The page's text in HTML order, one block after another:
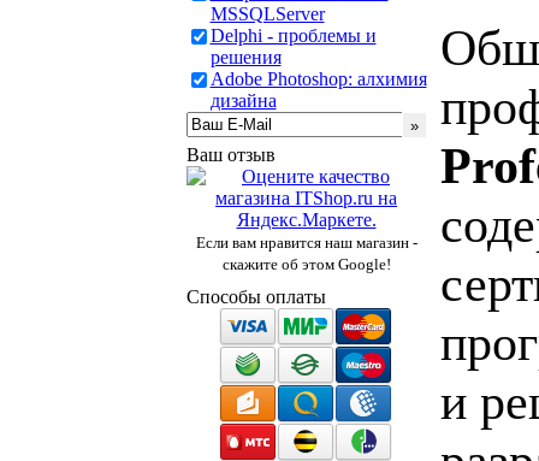
MSSQLServer
Delphi - проблемы и
решения
Adobe Photoshop: алхимия
дизайна
Ваш отзыв
Если вам нравится наш магазин -
скажите об этом Google!
Способы оплаты
и